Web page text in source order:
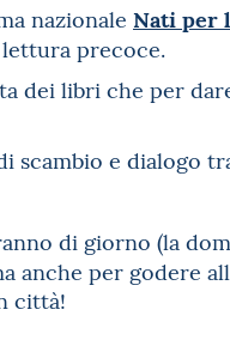
nazionale Nati per
precoce.
dei libri che per
scambio e dialogo
di giorno (la
anche per godere
città!